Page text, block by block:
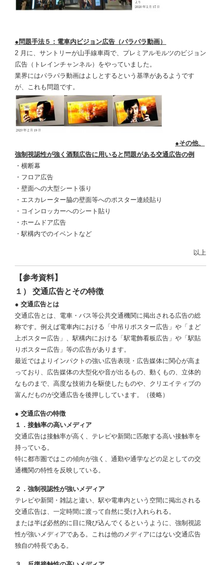
●問題手法５：電車内ビジョン広告（パラパラ動画）
2 月に、サントリーが山手線車両で、プレミアルモルツのビジョン
広告（トレインチャンネル）をやっていました。
業界にはパラパラ動画はよしとするという基準があるようです
が、これも問題です。
●その他、
強制視認性が強く酒類広告に用いると問題がある交通広告の例
・横断幕
・フロア広告
・壁面への大型シート張り
・エスカレーター脇の壁面等へのポスター連続貼り
・コインロッカーへのシート貼り
・ホームドア広告
・駅構内でのイベントなど
以上
【参考資料】
１） 交通広告とその特徴
● 交通広告とは
交通広告とは、電車・バス等公共交通機関に掲出される広告の総
称です。例えば電車内における「中吊りポスター広告」や「まど
上ポスター広告」、駅構内における「駅電飾看板広告」や「駅貼
りポスター広告」等の広告があります。
最近ではよりインパクトの強い広告表現・広告媒体に関心が高ま
っており、広告媒体の大型化や音が出るもの、動くもの、立体的
なものまで、高度な技術力を駆使したものや、クリエイティブの
富んだものが交通広告を後押ししています。（後略）
● 交通広告の特徴
１．接触率の高いメディア
交通広告は接触率が高く、テレビや新聞に匹敵する高い接触率を
持っている。
特に都市圏ではこの傾向が強く、通勤や通学などの足としての交
通機関の特性を反映している。
２．強制視認性が強いメディア
テレビや新聞・雑誌と違い、駅や電車内という空間に掲出される
交通広告は、一定時間に渡って自然に受け入れられる。
または半ば必然的に目に飛び込んでくるというように、強制視認
性が強いメディアである。これは他のメディアにはない交通広告
独自の特長である。